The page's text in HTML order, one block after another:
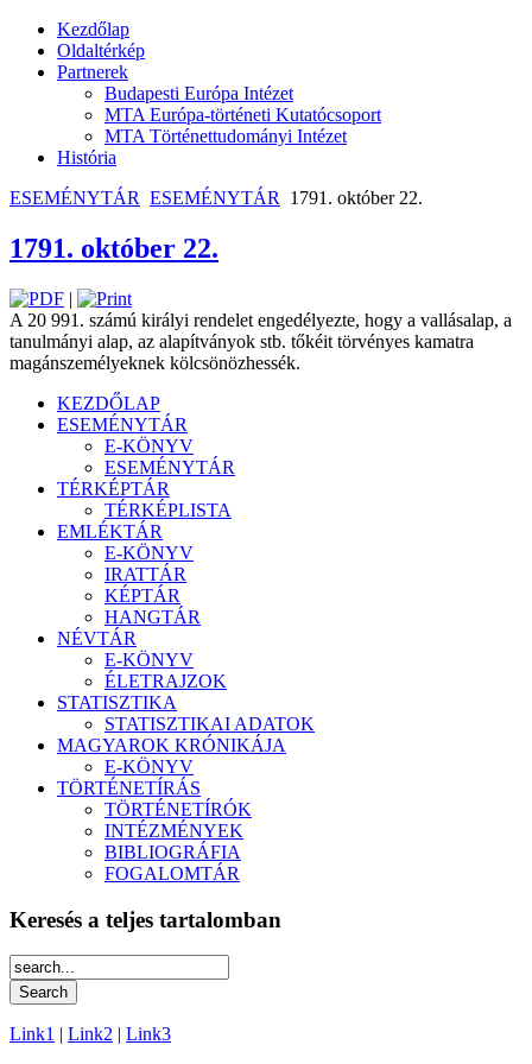
Kezdőlap
Oldaltérkép
Partnerek
Budapesti Európa Intézet
MTA Európa-történeti Kutatócsoport
MTA Történettudományi Intézet
História
ESEMÉNYTÁR ESEMÉNYTÁR 1791. október 22.
1791. október 22.
|
A 20 991. számú királyi rendelet engedélyezte, hogy a vallásalap, a
tanulmányi alap, az alapítványok stb. tőkéit törvényes kamatra
magánszemélyeknek kölcsönözhessék.
KEZDŐLAP
ESEMÉNYTÁR
E-KÖNYV
ESEMÉNYTÁR
TÉRKÉPTÁR
TÉRKÉPLISTA
EMLÉKTÁR
E-KÖNYV
IRATTÁR
KÉPTÁR
HANGTÁR
NÉVTÁR
E-KÖNYV
ÉLETRAJZOK
STATISZTIKA
STATISZTIKAI ADATOK
MAGYAROK KRÓNIKÁJA
E-KÖNYV
TÖRTÉNETÍRÁS
TÖRTÉNETÍRÓK
INTÉZMÉNYEK
BIBLIOGRÁFIA
FOGALOMTÁR
Keresés a teljes tartalomban
Link1 | Link2 | Link3